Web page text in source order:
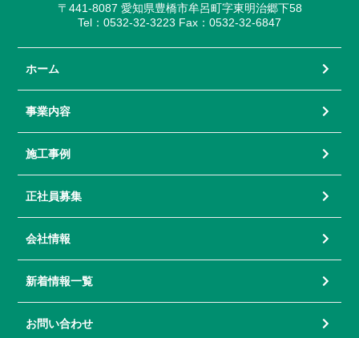
〒441-8087 愛知県豊橋市牟呂町字東明治郷下58
Tel：0532-32-3223 Fax：0532-32-6847
ホーム
事業内容
施工事例
正社員募集
会社情報
新着情報一覧
お問い合わせ